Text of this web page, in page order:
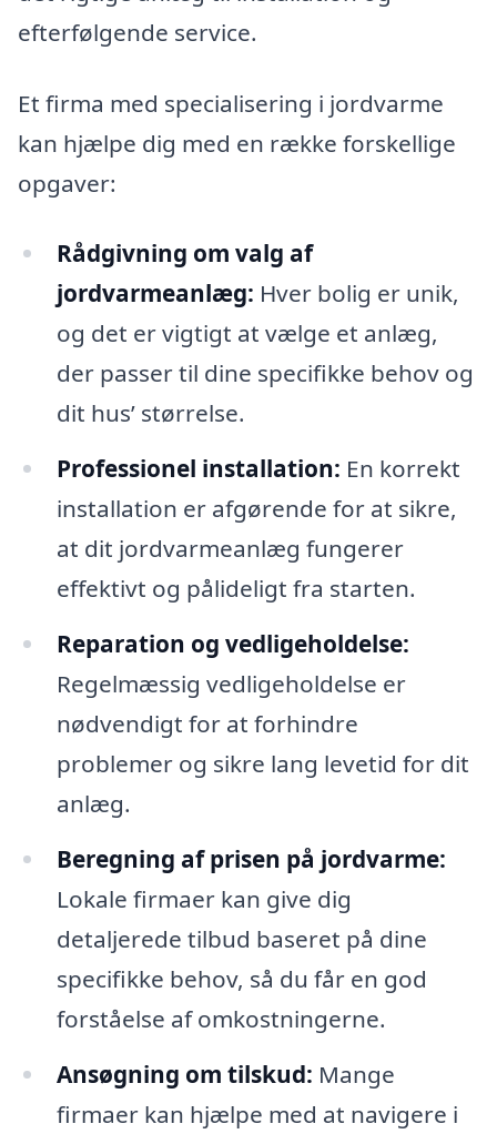
efterfølgende service.
Et firma med specialisering i jordvarme
kan hjælpe dig med en række forskellige
opgaver:
Rådgivning om valg af
jordvarmeanlæg: Hver bolig er unik,
og det er vigtigt at vælge et anlæg,
der passer til dine specifikke behov og
dit hus’ størrelse.
Professionel installation: En korrekt
installation er afgørende for at sikre,
at dit jordvarmeanlæg fungerer
effektivt og pålideligt fra starten.
Reparation og vedligeholdelse:
Regelmæssig vedligeholdelse er
nødvendigt for at forhindre
problemer og sikre lang levetid for dit
anlæg.
Beregning af prisen på jordvarme:
Lokale firmaer kan give dig
detaljerede tilbud baseret på dine
specifikke behov, så du får en god
forståelse af omkostningerne.
Ansøgning om tilskud: Mange
firmaer kan hjælpe med at navigere i